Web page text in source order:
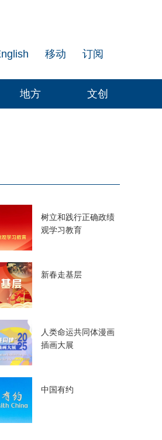
订阅
移动
地方 文创
树立和践行正确政绩
观学习教育
新春走基层
人类命运共同体漫画
插画大展
中国有约